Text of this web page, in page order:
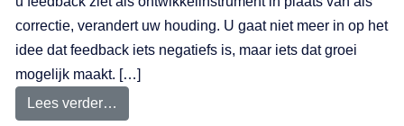
correctie, verandert uw houding. U gaat niet meer in op het
idee dat feedback iets negatiefs is, maar iets dat groei
mogelijk maakt. […]
Lees verder…